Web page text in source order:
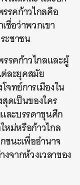
รคก้าวไกลคือ
ชื่อว่าพวกเขา
ะชาชน
รคก้าวไกลและผู้
ละยุคสมัย
ทย์การเมืองใน
ดเป็นของใคร
ละบรรดาขุนศึก
หม่หรือก้าวไกล
ชนะเพื่ออำนาจ
จากห้วงเวลาของ